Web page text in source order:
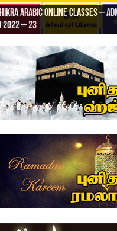
Arabic Online Classes –
2022 – 23Arabic Online Classes –
ARABIC COLLEGE ADMISSION
ஜும்ஆ தமிழாக்கம், Jamia
(Kuwait Masjid), Malaz, Riyadh